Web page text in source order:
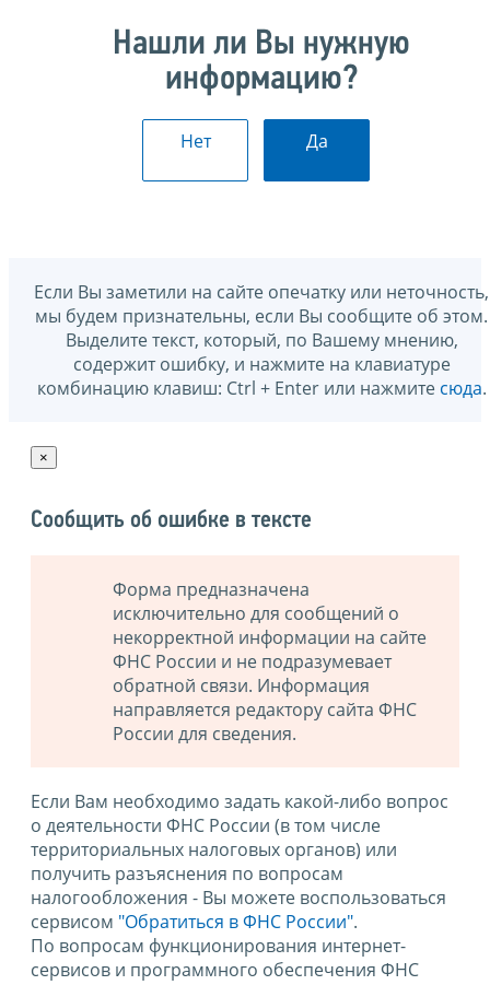
Нашли ли Вы нужную
информацию?
Нет Да
Если Вы заметили на сайте опечатку или неточность,
мы будем признательны, если Вы сообщите об этом.
Выделите текст, который, по Вашему мнению,
содержит ошибку, и нажмите на клавиатуре
комбинацию клавиш: Ctrl + Enter или нажмите сюда.
×
Сообщить об ошибке в тексте
Форма предназначена
исключительно для сообщений о
некорректной информации на сайте
ФНС России и не подразумевает
обратной связи. Информация
направляется редактору сайта ФНС
России для сведения.
Если Вам необходимо задать какой-либо вопрос
о деятельности ФНС России (в том числе
территориальных налоговых органов) или
получить разъяснения по вопросам
налогообложения - Вы можете воспользоваться
сервисом "Обратиться в ФНС России".
По вопросам функционирования интернет-
сервисов и программного обеспечения ФНС